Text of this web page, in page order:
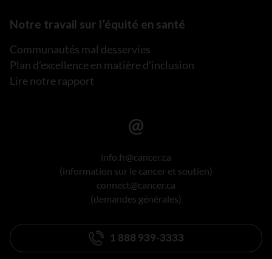
Notre travail sur l’équité en santé
Communautés mal desservies
Plan d’excellence en matière d’inclusion
Lire notre rapport
info.fr@cancer.ca
(information sur le cancer et soutien)
connect@cancer.ca
(demandes générales)
1 888 939-3333